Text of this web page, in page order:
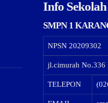
Info Sekolah
SMPN 1
NPSN 20209302
jl.cimurah No.336
TELEPON